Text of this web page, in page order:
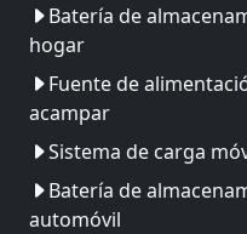
Batería de
hogar
Fuente de
acampar
Sistema de carga
Batería de
automóvil